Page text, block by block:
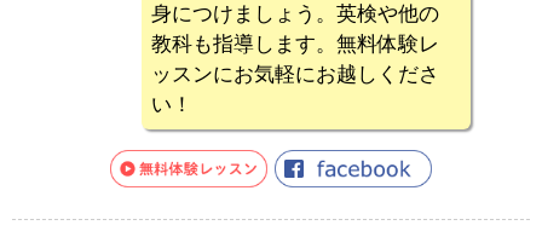
身につけましょう。英検や他の
教科も指導します。無料体験レ
ッスンにお気軽にお越しくださ
い！